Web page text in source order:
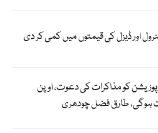
اور ڈیزل کی قیمتوں میں کمی کر دی
کو مذاکرات کی دعوت، اوپن
ہوگی، طارق فضل چودھری